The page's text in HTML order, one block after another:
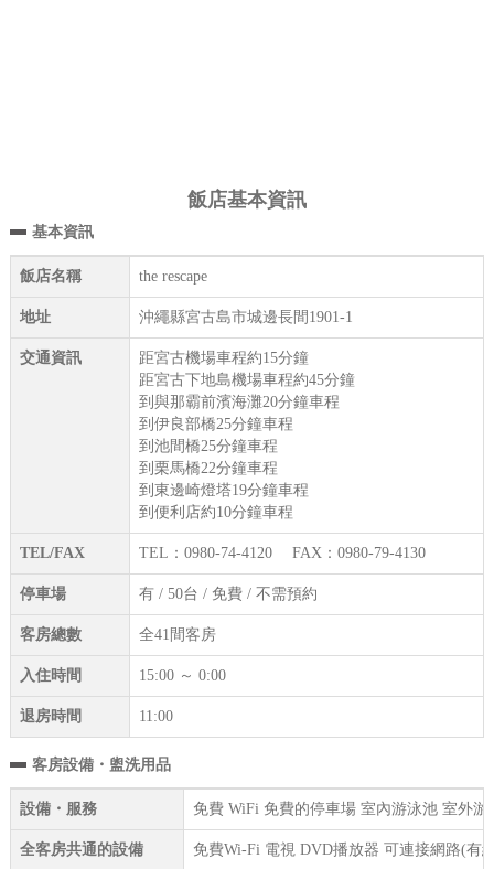
飯店基本資訊
基本資訊
飯店名稱 the rescape
地址 沖繩縣宮古島市城邊長間1901-1
交通資訊
距宮古機場車程約15分鐘
距宮古下地島機場車程約45分鐘
到與那霸前濱海灘20分鐘車程
到伊良部橋25分鐘車程
到池間橋25分鐘車程
到栗馬橋22分鐘車程
到東邊崎燈塔19分鐘車程
到便利店約10分鐘車程
TEL/FAX TEL：0980-74-4120 FAX：0980-79-4130
停車場 有 / 50台 / 免費 / 不需預約
客房總數 全41間客房
入住時間 15:00 ～ 0:00
退房時間 11:00
客房設備・盥洗用品
設備・服務 免費 WiFi 免費的停車場 室內游泳池 室外
全客房共通的設備 免費Wi-Fi 電視 DVD播放器 可連接網路(有